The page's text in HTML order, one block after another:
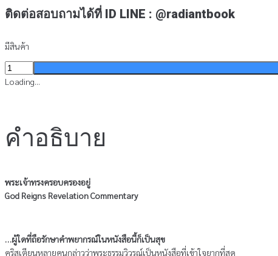
ติดต่อสอบถามได้ที่ ID LINE : @radiantbook
มีสินค้า
จำนวน
พระเจ้า
อยู่
ชิ้น
Loading...
คำอธิบาย
พระเจ้าทรงครอบครองอยู่
God Reigns Revelation Commentary
…ผู้ใดที่ถือรักษาคำพยากรณ์ในหนังสือนี้ก็เป็นสุข
คริสเตียนหลายคนกล่าวว่าพระธรรมวิวรณ์เป็นหนังสือที่เข้าใจยากที่สุด